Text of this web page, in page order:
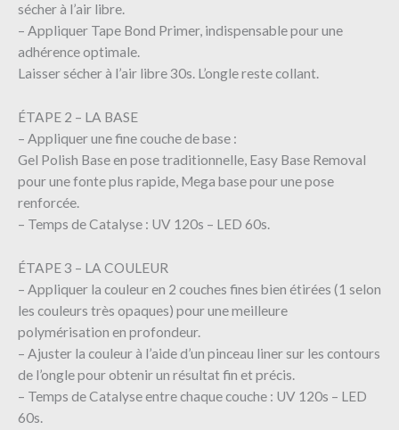
sécher à l’air libre.
– Appliquer Tape Bond Primer, indispensable pour une
adhérence optimale.
Laisser sécher à l’air libre 30s. L’ongle reste collant.
ÉTAPE 2 – LA BASE
– Appliquer une fine couche de base :
Gel Polish Base en pose traditionnelle, Easy Base Removal
pour une fonte plus rapide, Mega base pour une pose
renforcée.
– Temps de Catalyse : UV 120s – LED 60s.
ÉTAPE 3 – LA COULEUR
– Appliquer la couleur en 2 couches fines bien étirées (1 selon
les couleurs très opaques) pour une meilleure
polymérisation en profondeur.
– Ajuster la couleur à l’aide d’un pinceau liner sur les contours
de l’ongle pour obtenir un résultat fin et précis.
– Temps de Catalyse entre chaque couche : UV 120s – LED
60s.